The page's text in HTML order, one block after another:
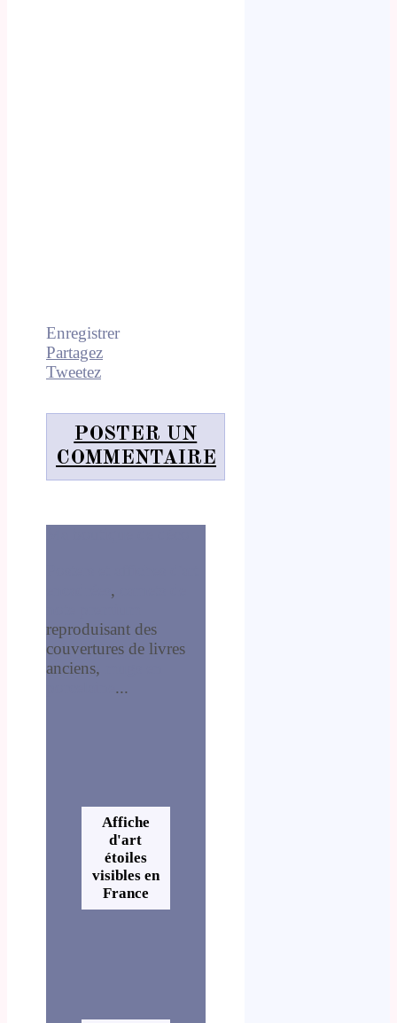
Enregistrer
Partagez
Tweetez
POSTER UN
COMMENTAIRE
,
reproduisant des
couvertures de livres
anciens,
...
Affiche
d'art
étoiles
visibles en
France